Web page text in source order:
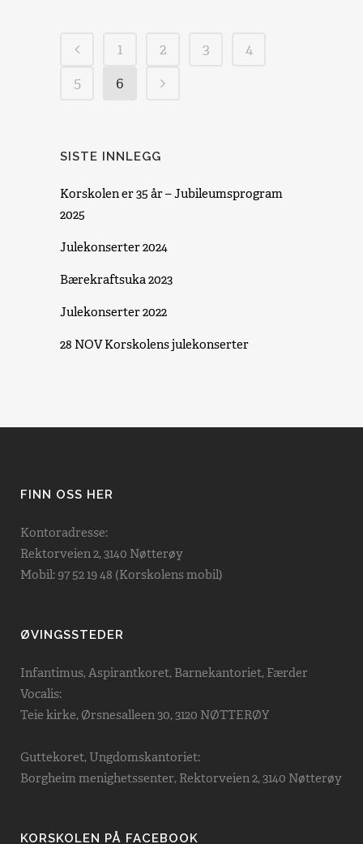
1 2 3
4
5
6
SISTE INNLEGG
Korskolen er 35 år – Jubileumsprogram
2025
Julekonserter 2024
Bærekraftsuka 2023
Julekonserter 2022
28 NOV Korskolens julekonserter
FINN OSS HER
Kontoradresse:
Rektorveien 2, 3140 Nøtterøy
Mobil: 97 52 19 48 (Korskolens mobil)
ØVINGSSTEDER
Infantimus, Aspirantkoret, Barnekantoriet, Færder
Vocalis:
Teie kirke, Ørsnesalleen 30, 3120 NØTTERØY
Guttekoret, Ungdomskantoriet:
Borgheim menighetssenter, Rektorveien 2, 3140 Nøtterøy
KORSKOLEN PÅ FACEBOOK